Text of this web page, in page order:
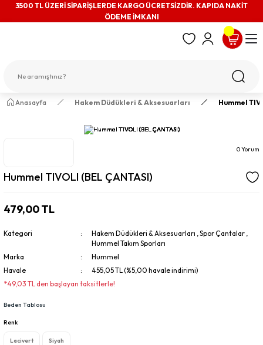
3500 TL ÜZERİ SİPARİŞLERDE KARGO ÜCRETSİZDİR. KAPIDA NAKİT
ÖDEME İMKANI
Anasayfa Hakem Düdükleri & Aksesuarları Hummel
0 Yorum
Hummel TIVOLI (BEL ÇANTASI)
479,00 TL
Kategori Hakem Düdükleri & Aksesuarları ,Spor Çantalar ,
Hummel Takım Sporları
Marka
Hummel
Havale
455,05 TL (%5,00 havale indirimi)
*49,03 TL den başlayan taksitlerle!
Beden Tablosu
Renk
Lacivert Siyah